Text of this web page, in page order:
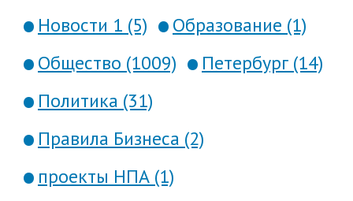
Новости 1 (5)
Образование (1)
Общество (1009)
Петербург (14)
Политика (31)
Правила Бизнеса (2)
проекты НПА (1)